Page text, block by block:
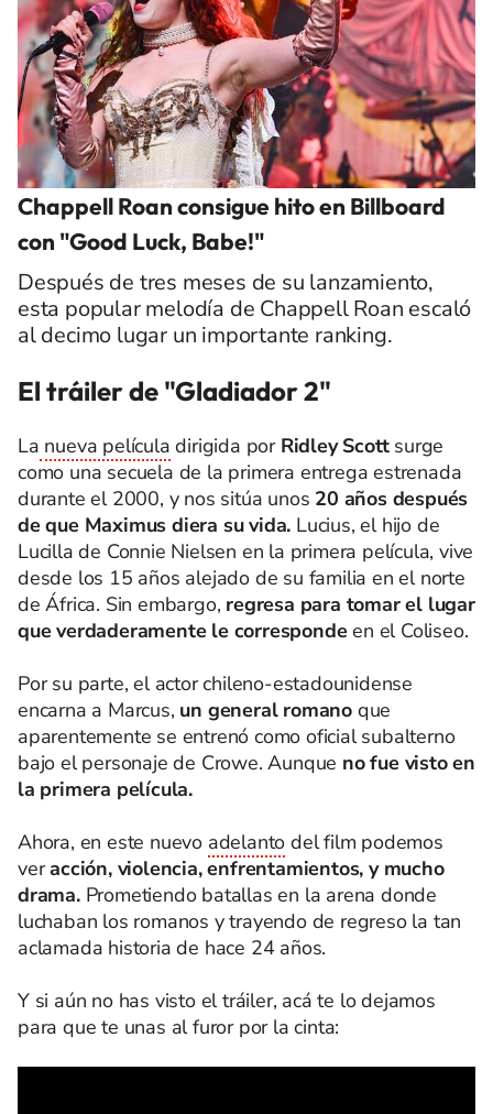
Chappell Roan consigue hito en Billboard
con "Good Luck, Babe!"
Después de tres meses de su lanzamiento,
esta popular melodía de Chappell Roan escaló
al decimo lugar un importante ranking.
El tráiler de "Gladiador 2"
La nueva película dirigida por Ridley Scott surge
como una secuela de la primera entrega estrenada
durante el 2000, y nos sitúa unos 20 años después
de que Maximus diera su vida. Lucius, el hijo de
Lucilla de Connie Nielsen en la primera película, vive
desde los 15 años alejado de su familia en el norte
de África. Sin embargo, regresa para tomar el lugar
que verdaderamente le correspondeen el Coliseo.
Por su parte, el actor chileno-estadounidense
encarna a Marcus, un general romano que
aparentemente se entrenó como oficial subalterno
bajo el personaje de Crowe. Aunque no fue visto en
la primera película.
Ahora, en este nuevo adelanto del film podemos
veracción, violencia, enfrentamientos, y mucho
drama.Prometiendo batallas en la arena donde
luchaban los romanos y trayendo de regreso la tan
aclamada historia de hace 24 años.
Y si aún no has visto el tráiler, acá te lo dejamos
para que te unas al furor por la cinta: